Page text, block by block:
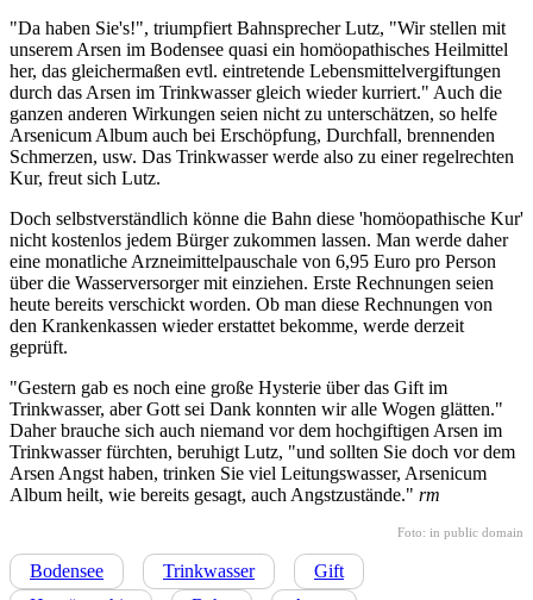
"Da haben Sie's!", triumpfiert Bahnsprecher Lutz, "Wir stellen mit
unserem Arsen im Bodensee quasi ein homöopathisches Heilmittel
her, das gleichermaßen evtl. eintretende Lebensmittelvergiftungen
durch das Arsen im Trinkwasser gleich wieder kurriert." Auch die
ganzen anderen Wirkungen seien nicht zu unterschätzen, so helfe
Arsenicum Album auch bei Erschöpfung, Durchfall, brennenden
Schmerzen, usw. Das Trinkwasser werde also zu einer regelrechten
Kur, freut sich Lutz.
Doch selbstverständlich könne die Bahn diese 'homöopathische Kur'
nicht kostenlos jedem Bürger zukommen lassen. Man werde daher
eine monatliche Arzneimittelpauschale von 6,95 Euro pro Person
über die Wasserversorger mit einziehen. Erste Rechnungen seien
heute bereits verschickt worden. Ob man diese Rechnungen von
den Krankenkassen wieder erstattet bekomme, werde derzeit
geprüft.
"Gestern gab es noch eine große Hysterie über das Gift im
Trinkwasser, aber Gott sei Dank konnten wir alle Wogen glätten."
Daher brauche sich auch niemand vor dem hochgiftigen Arsen im
Trinkwasser fürchten, beruhigt Lutz, "und sollten Sie doch vor dem
Arsen Angst haben, trinken Sie viel Leitungswasser, Arsenicum
Album heilt, wie bereits gesagt, auch Angstzustände." rm
Foto: in public domain
Bodensee Trinkwasser
Gift